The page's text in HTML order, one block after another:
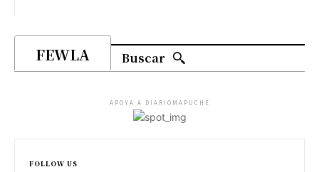
FEWLA Buscar
APOYA A DIARIOMAPUCHE
FOLLOW US